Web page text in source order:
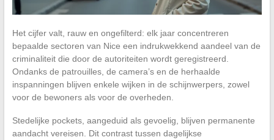
Het cijfer valt, rauw en ongefilterd: elk jaar concentreren
bepaalde sectoren van Nice een indrukwekkend aandeel van de
criminaliteit die door de autoriteiten wordt geregistreerd.
Ondanks de patrouilles, de camera’s en de herhaalde
inspanningen blijven enkele wijken in de schijnwerpers, zowel
voor de bewoners als voor de overheden.
Stedelijke pockets, aangeduid als gevoelig, blijven permanente
aandacht vereisen. Dit contrast tussen dagelijkse